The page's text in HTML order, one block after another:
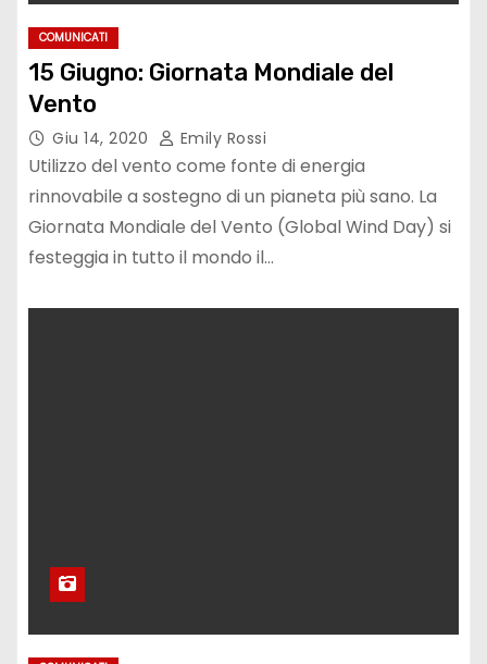
COMUNICATI
15 Giugno: Giornata Mondiale del
Vento
Giu 14, 2020 Emily Rossi
Utilizzo del vento come fonte di energia
rinnovabile a sostegno di un pianeta più sano. La
Giornata Mondiale del Vento (Global Wind Day) si
festeggia in tutto il mondo il…